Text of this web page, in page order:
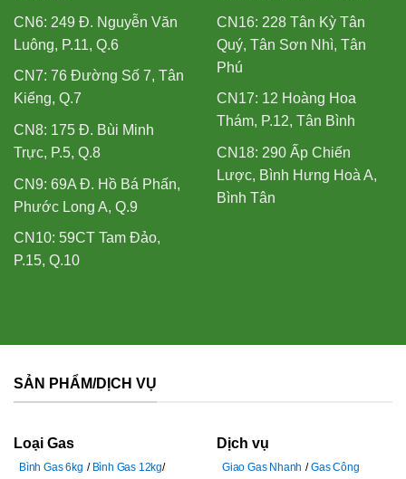
CN6: 249 Đ. Nguyễn Văn
Luông, P.11, Q.6
CN7: 76 Đường Số 7, Tân
Kiểng, Q.7
CN8: 175 Đ. Bùi Minh
Trực, P.5, Q.8
CN9: 69A Đ. Hồ Bá Phấn,
Phước Long A, Q.9
CN10: 59CT Tam Đảo,
P.15, Q.10
CN16: 228 Tân Kỳ Tân
Quý, Tân Sơn Nhì, Tân
Phú
CN17: 12 Hoàng Hoa
Thám, P.12, Tân Bình
CN18: 290 Ấp Chiến
Lược, Bình Hưng Hoà A,
Bình Tân
SẢN PHẨM/DỊCH VỤ
Loại Gas
Bình Gas 6kg
Bình Gas 12kg
Dịch vụ
Giao Gas Nhanh
Gas Công